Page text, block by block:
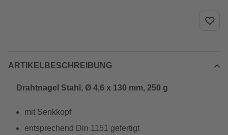
ARTIKELBESCHREIBUNG
Drahtnagel Stahl, Ø 4,6 x 130 mm, 250 g
mit Senkkopf
entsprechend Din 1151 gefertigt